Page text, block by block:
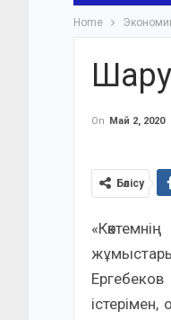
Home
On Май 2, 2020
Бөлісу